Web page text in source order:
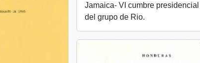
Jamaica- VI cumbre presidencial
del grupo de Rio.